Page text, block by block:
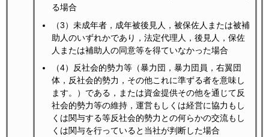
る場合
（3）未成年者，成年被後見人，被保佐人または被補
助人のいずれかであり，法定代理人，後見人，保佐
人または補助人の同意等を得ていなかった場合
（4）反社会的勢力等（暴力団，暴力団員，右翼団
体，反社会的勢力，その他これに準ずる者を意味し
ます。）である，または資金提供その他を通じて反
社会的勢力等の維持，運営もしくは経営に協力もし
くは関与する等反社会的勢力との何らかの交流もし
くは関与を行っていると当社が判断した場合